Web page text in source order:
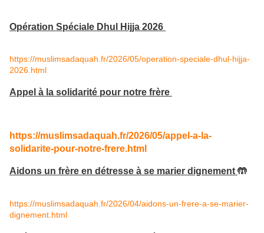
Opération Spéciale Dhul Hijja 2026
https://muslimsadaquah.fr/2026/05/operation-speciale-dhul-hijja-
2026.html
Appel à la solidarité pour notre frère
https://muslimsadaquah.fr/2026/05/appel-a-la-
solidarite-pour-notre-frere.html
Aidons un frère en détresse à se marier dignement 🤲
https://muslimsadaquah.fr/2026/04/aidons-un-frere-a-se-marier-
dignement.html